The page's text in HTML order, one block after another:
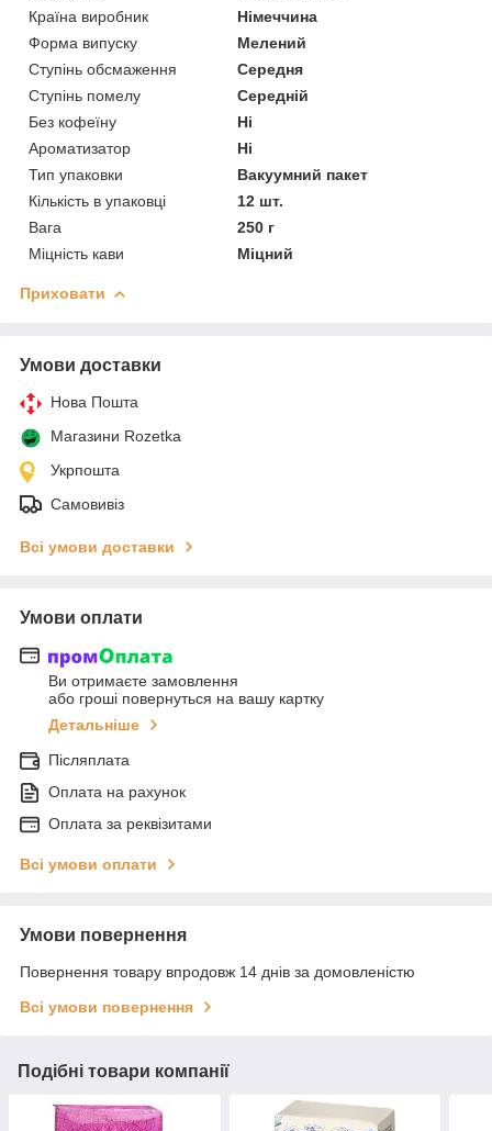
Країна виробник
Німеччина
Форма випуску
Мелений
Ступінь обсмаження
Середня
Ступінь помелу
Середній
Без кофеїну
Ні
Ароматизатор
Ні
Тип упаковки
Вакуумний пакет
Кількість в упаковці
12 шт.
Вага
250 г
Міцність кави
Міцний
Приховати
Умови доставки
Нова Пошта
Магазини Rozetka
Укрпошта
Самовивіз
Всі умови доставки
Умови оплати
Ви отримаєте замовлення
або гроші повернуться на вашу картку
Детальніше
Післяплата
Оплата на рахунок
Оплата за реквізитами
Всі умови оплати
Умови повернення
Повернення товару впродовж 14 днів за домовленістю
Всі умови повернення
Подібні товари компанії